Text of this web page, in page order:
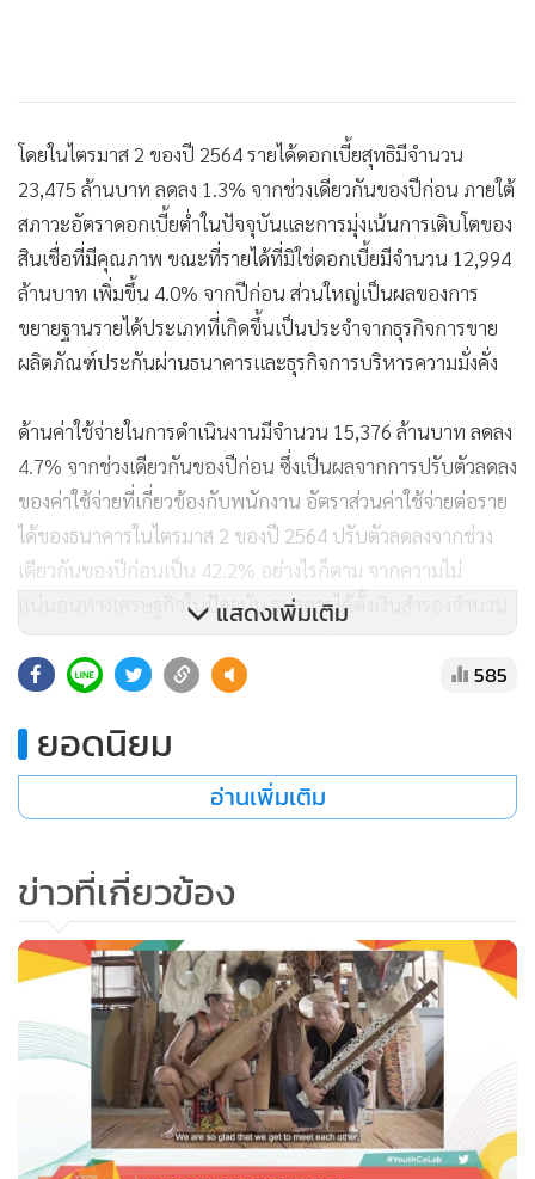
โดยในไตรมาส 2 ของปี 2564 รายได้ดอกเบี้ยสุทธิมีจำนวน
23,475 ล้านบาท ลดลง 1.3% จากช่วงเดียวกันของปีก่อน ภายใต้
สภาวะอัตราดอกเบี้ยต่ำในปัจจุบันและการมุ่งเน้นการเติบโตของ
สินเชื่อที่มีคุณภาพ ขณะที่รายได้ที่มิใช่ดอกเบี้ยมีจำนวน 12,994
ล้านบาท เพิ่มขึ้น 4.0% จากปีก่อน ส่วนใหญ่เป็นผลของการ
ขยายฐานรายได้ประเภทที่เกิดขึ้นเป็นประจำจากธุรกิจการขาย
ผลิตภัณฑ์ประกันผ่านธนาคารและธุรกิจการบริหารความมั่งคั่ง
ด้านค่าใช้จ่ายในการดำเนินงานมีจำนวน 15,376 ล้านบาท ลดลง
4.7% จากช่วงเดียวกันของปีก่อน ซึ่งเป็นผลจากการปรับตัวลดลง
ของค่าใช้จ่ายที่เกี่ยวข้องกับพนักงาน อัตราส่วนค่าใช้จ่ายต่อราย
ได้ของธนาคารในไตรมาส 2 ของปี 2564 ปรับตัวลดลงจากช่วง
เดียวกันของปีก่อนเป็น 42.2% อย่างไรก็ตาม จากความไม่
แน่นอนทางเศรษฐกิจในปัจจุบัน ธนาคารได้ตั้งเงินสำรองจำนวน
10,028 ล้านบาท สำหรับไตรมาส 2 ของปี 2564 และเป็นจำนวน
20,036 ล้านบาท สำหรับครึ่งปีแรก
และธนาคารอัตราส่วนสินเชื่อด้อยคุณภาพ ณ สิ้นเดือนมิถุนายน
2564 ทรงตัวจากไตรมาสที่ผ่านมา ที่ 3.79% สะท้อนถึงการ
บริหารจัดการสินเชื่อด้อยคุณภาพเชิงรุกของธนาคาร อัตราส่วน
ในระดับสูงที่ 142.3% ในขณะที่เงินกองทุนตามกฎหมายของ
ธนาคารยังอยู่ในระดับแข็งแกร่งที่ 17.9%
นายอาทิตย์ นันทวิทยา ประธานเจ้าหน้าที่บริหารและประธาน
กรรมการบริหาร ธนาคารไทยพาณิชย์กล่าวว่า ในช่วงครึ่งแรก
ของปี 2564 ธนาคารมีผลการดำเนินงานที่เข้มแข็งและสามารถ
รับมือกับความไม่แน่นอนจากการแพร่ระบาดระลอกใหม่ด้วยดี
จากฐานะทางการเงินที่แข็งแกร่ง ภายใต้สภาพแวดล้อมทางธุรกิจ
ที่มีความท้าทายและผันผวนเช่นนี้ ธนาคารยังคงให้ความช่วย
แสดงเพิ่มเติม
585
ยอดนิยม
อ่านเพิ่มเติม
ข่าวที่เกี่ยวข้อง